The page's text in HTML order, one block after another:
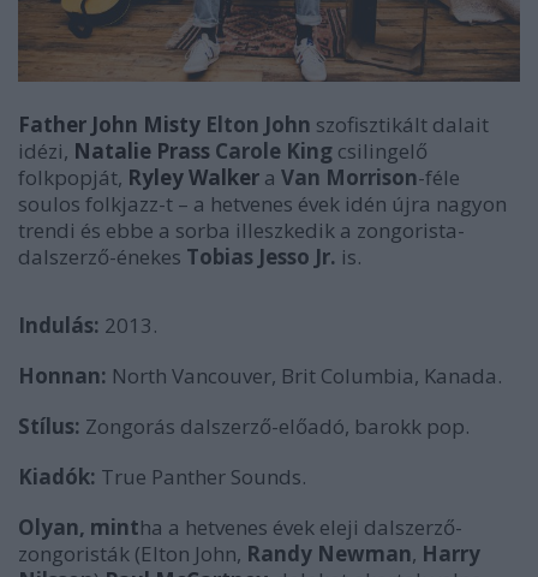
Father John Misty Elton John szofisztikált dalait
idézi, Natalie Prass Carole King csilingelő
folkpopját, Ryley Walker a Van Morrison-féle
soulos folkjazz-t – a hetvenes évek idén újra nagyon
trendi és ebbe a sorba illeszkedik a zongorista-
dalszerző-énekes Tobias Jesso Jr. is.
Indulás: 2013.
Honnan: North Vancouver, Brit Columbia, Kanada.
Stílus: Zongorás dalszerző-előadó, barokk pop.
Kiadók: True Panther Sounds.
Olyan, mintha a hetvenes évek eleji dalszerző-
zongoristák (Elton John, Randy Newman, Harry